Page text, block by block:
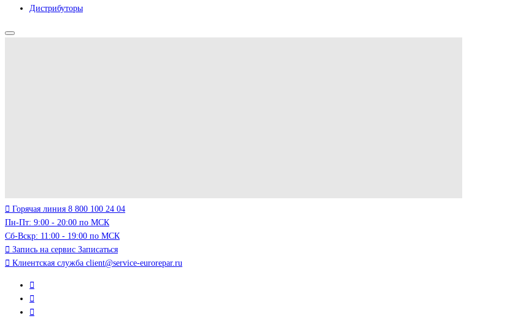
Дистрибуторы
Горячая линия 8 800 100 24 04
Пн-Пт: 9:00 - 20:00 по МСК
Сб-Вскр: 11:00 - 19:00 по МСК
Запись на сервис Записаться
Клиентская служба client@service-eurorepar.ru